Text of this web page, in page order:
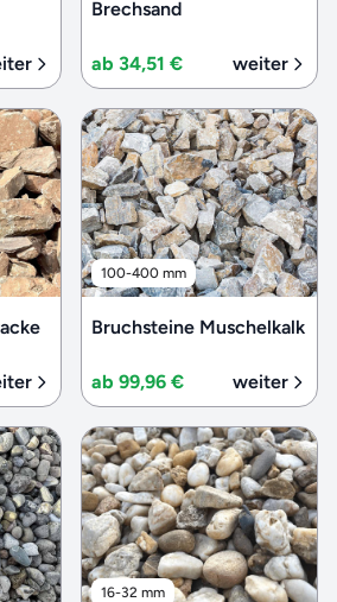
Brechsand
ab 34,51 € weiter
100-400 mm
Bruchsteine Muschelkalk
ab 99,96 € weiter
16-32 mm